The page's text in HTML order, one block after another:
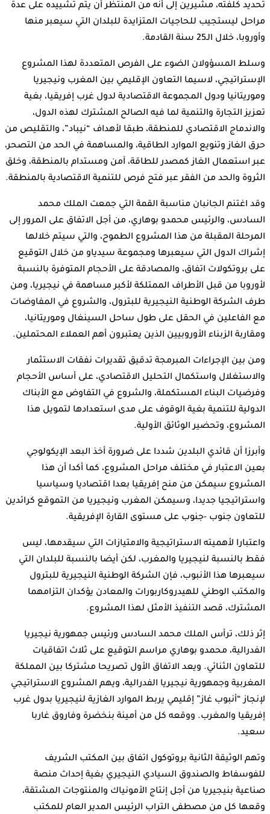
تحديد كلفته، مشيرين إلى أنه من المنتظر أن يتم تشييده على عدة
مراحل ليستجيب للحاجيات المتزايدة للبلدان التي سيعبر منها
وأوروبا، خلال الـ25 سنة القادمة.
وسلط المسؤولان الضوء على الفرص المتعددة لهذا المشروع
الإستراتيجي، لاسيما التعاون الإقليمي بين المغرب ونيجيريا
وموريتانيا ودول المجموعة الاقتصادية لدول غرب إفريقيا، بغية
تعزيز التجارة والتنمية لما فيه الصالح المشترك لهذه الدول،
والاندماج الاقتصادي للمنطقة، طبقا لأهداف “نيباد”، والتقليص من
حرق الغاز وتنويع الموارد الطاقية، والمساهمة في الحد من التصحر،
عبر استعمال الغاز كمصدر للطاقة، آمن ومستدام بالمنطقة، وخلق
الثروة والحد من الفقر عبر فتح فرص للتنمية الاقتصادية بالمنطقة.
وقد اغتنم الجانبان مناسبة القمة التي جمعت الملك محمد
السادس، والرئيس محمدو بوهاري، من أجل الاتفاق على المرور إلى
المرحلة المقبلة من هذا المشروع الطموح، والتي سيتم خلالها
إشراك الدول التي سيعبرها ومجموعة سيدياو من خلال التوقيع
على بروتكولات اتفاق، والمصادقة على الأحجام المتوفرة بالنسبة
لأوروبا من قبل الأطراف الممتلكة لأكبر مساهمة في نيجيريا، ومن
طرف الشركة الوطنية النيجيرية للبترول، والشروع في المفاوضات
مع الفاعلين في الحقل على طول ساحل السينغال وموريتانيا،
ومقاربة الزبناء الأوروبيين الذين يعتبرون أهم العملاء المحتملين.
ومن بين الإجراءات المبرمجة تدقيق تقديرات نفقات الاستثمار
والاستغلال واستكمال التحليل الاقتصادي، على أساس الأحجام
وفرضيات البناء المستكملة، والشروع في التفاوض مع الأبناك
الدولية للتنمية بغية الوقوف على مدى استعدادها لتمويل هذا
المشروع، وتحضير الوثائق الأولية.
وأبرزا أن قائدي البلدين شددا على ضرورة أخذ البعد الإيكولوجي
بعين الاعتبار في مختلف مراحل المشروع، كما أكدا أن هذا
المشروع سيمكن من منح إفريقيا بعدا اقتصاديا وسياسيا
واستراتيجيا جديدا، وسيمكن المغرب ونيجيريا من التموقع كرائدين
للتعاون جنوب -جنوب على مستوى القارة الإفريقية.
واعتبارا لأهميته الاستراتيجية والامتيازات التي سيقدمها، ليس
فقط بالنسبة لنيجيريا والمغرب، لكن أيضا بالنسبة للبلدان التي
سيعبرها هذا الأنبوب، فإن الشركة الوطنية النيجيرية للبترول
والمكتب الوطني للهيدروكاربورات والمعادن يؤكدان التزامهما
المشترك، قصد التنفيذ الأمثل لهذا المشروع.
إثر ذلك، ترأس الملك محمد السادس ورئيس جمهورية نيجيريا
الفدرالية، محمدو بوهاري مراسم التوقيع على ثلاث اتفاقيات
للتعاون الثنائي. ويعد الاتفاق الأول تصريحا مشتركا بين المملكة
المغربية وجمهورية نيجيريا الفدرالية، ويهم المشروع الاستراتيجي
لإنجاز “أنبوب غاز” إقليمي يربط الموارد الغازية لنيجيريا بدول غرب
إفريقيا والمغرب. ووقعه كل من أمينة بنخضرة وفاروق غاربا
سعيد.
وتهم الوثيقة الثانية بروتوكول اتفاق بين المكتب الشريف
للفوسفاط والصندوق السيادي النيجيري بغية إحداث منصة
صناعية بنيجيريا من أجل إنتاج الأمونياك والمنتوجات المشتقة،
وقعها كل من مصطفى التراب الرئيس المدير العام للمكتب